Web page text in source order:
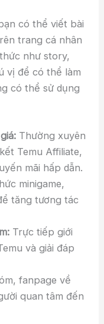
có thể viết bài
trang cá nhân
như story,
vị để có thể làm
có thể sử dụng
Thường xuyên
Temu Affiliate,
mãi hấp dẫn.
minigame,
tăng tương tác
Trực tiếp giới
và giải đáp
fanpage về
quan tâm đến